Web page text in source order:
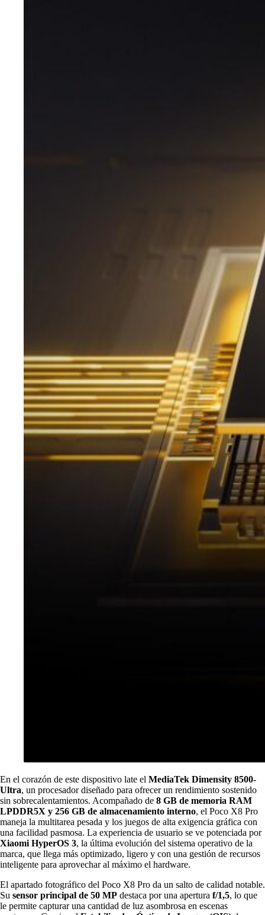
En el corazón de este dispositivo late el MediaTek Dimensity 8500-
Ultra, un procesador diseñado para ofrecer un rendimiento sostenido
sin sobrecalentamientos. Acompañado de 8 GB de memoria RAM
LPDDR5X y 256 GB de almacenamiento interno, el Poco X8 Pro
maneja la multitarea pesada y los juegos de alta exigencia gráfica con
una facilidad pasmosa. La experiencia de usuario se ve potenciada por
Xiaomi HyperOS 3, la última evolución del sistema operativo de la
marca, que llega más optimizado, ligero y con una gestión de recursos
inteligente para aprovechar al máximo el hardware.
El apartado fotográfico del Poco X8 Pro da un salto de calidad notable.
Su sensor principal de 50 MP destaca por una apertura f/1,5, lo que
le permite capturar una cantidad de luz asombrosa en escenas